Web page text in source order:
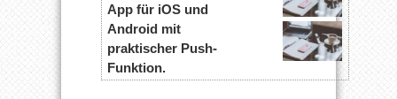
App für iOS und
Android mit
praktischer Push-
Funktion.